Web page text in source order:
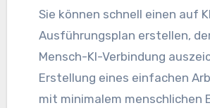
Sie können schnell einen auf KI basierenden
Ausführungsplan erstellen,
Mensch-KI-Verbindung
Erstellung eines einfachen
mit minimalem menschlichen